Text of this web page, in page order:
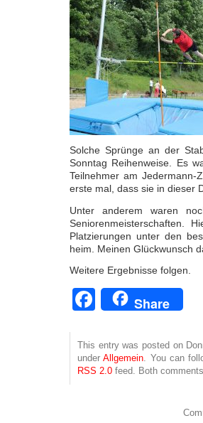
Solche Sprünge an der
Sonntag Reihenweise. Es
Teilnehmer am
erste mal, dass sie in dieser
Unter anderem waren
Seniorenmeisterschaften.
Platzierungen unter den
heim. Meinen Glückwunsch
Weitere Ergebnisse folgen.
Facebook
Share
This entry was posted on
underAllgemein. You can
RSS 2.0 feed. Both